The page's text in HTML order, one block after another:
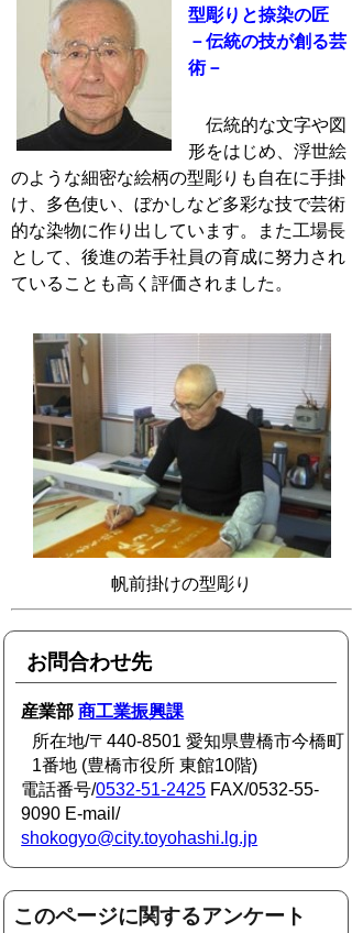
型彫りと捺染の匠
－伝統の技が創る芸
術－
伝統的な文字や図
形をはじめ、浮世絵
のような細密な絵柄の型彫りも自在に手掛
け、多色使い、ぼかしなど多彩な技で芸術
的な染物に作り出しています。また工場長
として、後進の若手社員の育成に努力され
ていることも高く評価されました。
帆前掛けの型彫り
お問合わせ先
産業部商工業振興課
所在地/〒440-8501 愛知県豊橋市今橋町
1番地 (豊橋市役所 東館10階)
電話番号/0532-51-2425 FAX/0532-55-
9090 E-mail/
shokogyo@city.toyohashi.lg.jp
このページに関するアンケート